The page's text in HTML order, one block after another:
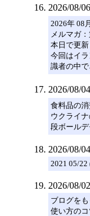
2026/08/
2026年 08
メルマガ
本日で更新
今回はイ
識者の中
2026/08/
食料品の
ウクライ
段ボール
2026/08/
2021 05/22
2026/08/
ブログを
使い方の